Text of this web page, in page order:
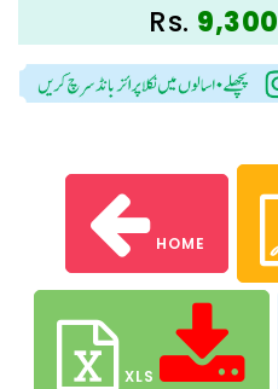
Rs. 9,300
HOME
XLS